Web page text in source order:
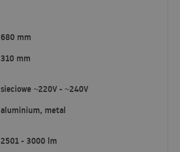
680 mm
310 mm
sieciowe ~220V - ~240V
aluminium, metal
2501 - 3000 lm